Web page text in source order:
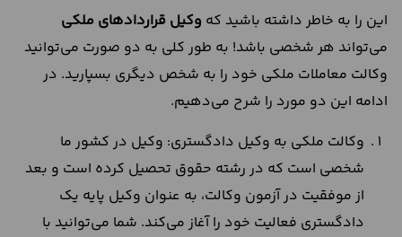
این را به خاطر داشته باشید که وکیل قراردادهای ملکی
می‌تواند هر شخصی باشد! به طور کلی به دو صورت می‌توانید
وکالت معاملات ملکی خود را به شخص دیگری بسپارید. در
ادامه این دو مورد را شرح می‌دهیم.
وکالت ملکی به وکیل دادگستری: وکیل در کشور ما
شخصی است که در رشته حقوق تحصیل کرده است و بعد
از موفقیت در آزمون وکالت، به عنوان وکیل پایه یک
دادگستری فعالیت خود را آغاز می‌کند. شما می‌توانید با